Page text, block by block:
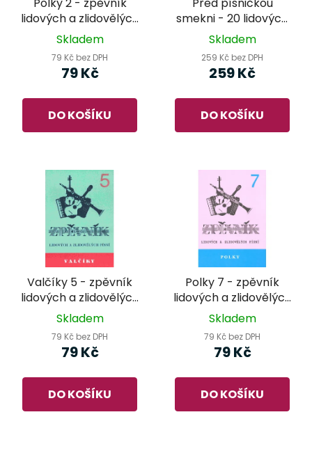
Polky 2 - zpěvník
lidových a zlidovělých
písní
Skladem
79 Kč bez DPH
79 Kč
DO KOŠÍKU
Před písničkou
smekni - 20 lidových
písní v klavírní úpravě
Skladem
259 Kč bez DPH
259 Kč
DO KOŠÍKU
Valčíky 5 - zpěvník
lidových a zlidovělých
písní
Skladem
79 Kč bez DPH
79 Kč
DO KOŠÍKU
Polky 7 - zpěvník
lidových a zlidovělých
písní
Skladem
79 Kč bez DPH
79 Kč
DO KOŠÍKU